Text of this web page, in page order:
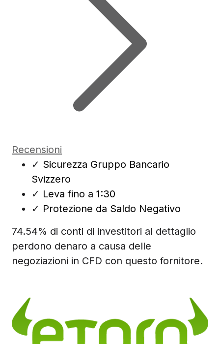
Recensioni
✓ Sicurezza Gruppo Bancario
Svizzero
✓ Leva fino a 1:30
✓ Protezione da Saldo Negativo
74.54% di conti di investitori al dettaglio
perdono denaro a causa delle
negoziazioni in CFD con questo fornitore.